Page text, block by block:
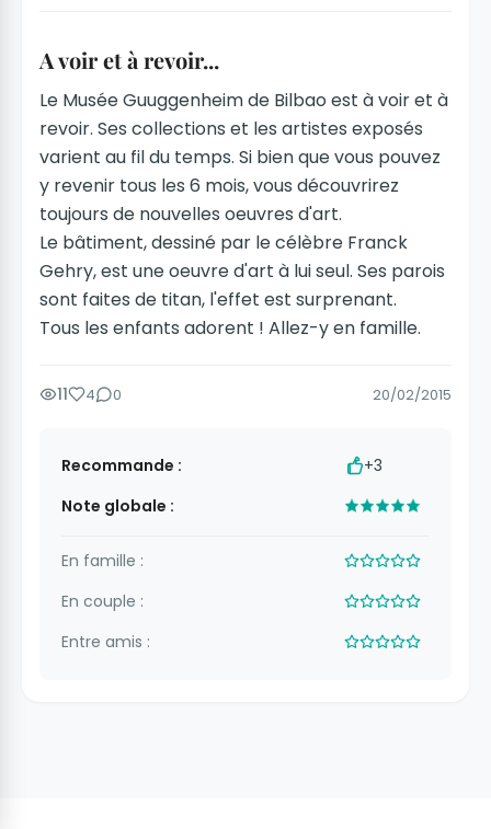
A voir et à revoir...
Le Musée Guuggenheim de Bilbao est à voir et à
revoir. Ses collections et les artistes exposés
varient au fil du temps. Si bien que vous pouvez
y revenir tous les 6 mois, vous découvrirez
toujours de nouvelles oeuvres d'art.
Le bâtiment, dessiné par le célèbre Franck
Gehry, est une oeuvre d'art à lui seul. Ses parois
sont faites de titan, l'effet est surprenant.
Tous les enfants adorent ! Allez-y en famille.
11 4 0 20/02/2015
Recommande :
+3
Note globale :
En famille :
En couple :
Entre amis :